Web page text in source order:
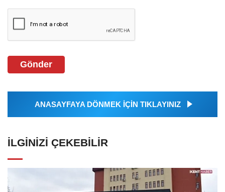
Gönder
ANASAYFAYA DÖNMEK İÇİN TIKLAYINIZ
İLGINIZI ÇEKEBILIR